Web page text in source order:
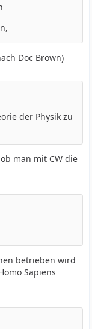
Doc Brown)
der Physik zu
man mit CW die
betrieben wird
Sapiens